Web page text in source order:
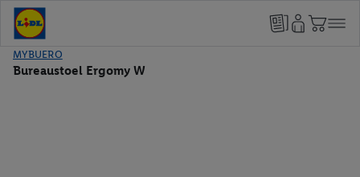
MYBUERO
Bureaustoel Ergomy W